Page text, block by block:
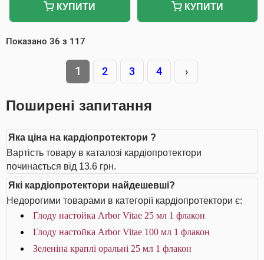
КУПИТИ КУПИТИ
Показано 36 з 117
1 2 3 4 ›
Поширені запитання
Яка ціна на кардіопротектори ?
Вартість товару в каталозі кардіопротектори
починається від 13.6 грн.
Які кардіопротектори найдешевші?
Недорогими товарами в категорії кардіопротектори є:
Глоду настойка Arbor Vitae 25 мл 1 флакон
Глоду настойка Arbor Vitae 100 мл 1 флакон
Зеленіна краплі оральні 25 мл 1 флакон